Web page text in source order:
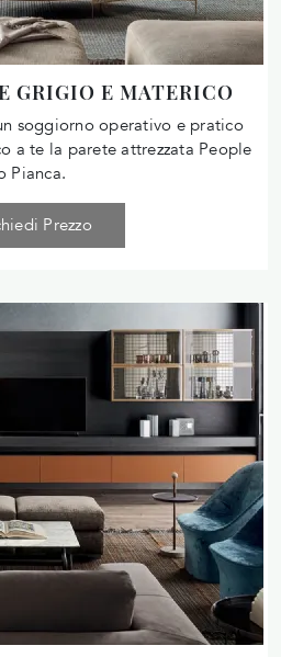
GRIGIO E MATERICO
soggiorno operativo e pratico
a te la parete attrezzata People
Pianca.
Prezzo